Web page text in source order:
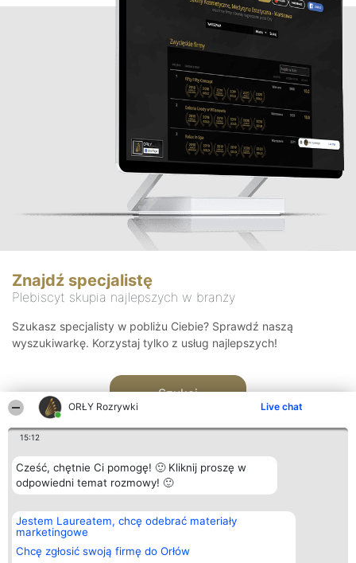
ORŁY Rozrywki Live chat
15:12
Cześć, chętnie Ci pomogę! 🙂 Kliknij proszę w
odpowiedni temat rozmowy! 🙂
Jestem Laureatem, chcę odebrać materiały
marketingowe
Chcę zgłosić swoją firmę do Orłów
Znajdź specjalistę
Plebiscyt skupia najlepszych w branży
Szukasz specjalisty w pobliżu Ciebie? Sprawdź naszą
wyszukiwarkę. Korzystaj tylko z usług najlepszych!
Szukaj
Organizator plebiscytu
Bright Side Solutions sp. z o.
o. sp. k.
ul. Ruska 22
Wrocław 50-079
Plebiscyt
Laureaci
wszystkich
Laureatów
Kontakt
Kontakt